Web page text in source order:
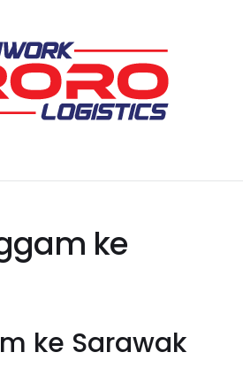
ke
ke Sarawak